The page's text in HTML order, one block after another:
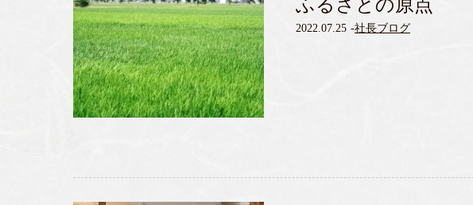
ふるさとの原点
2022.07.25 -社長ブログ